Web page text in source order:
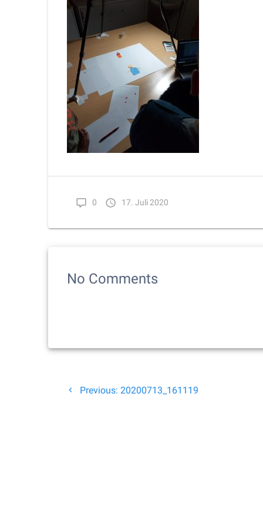
0 17. Juli 2020
No Comments
Beitragsnavigation
Previous: Previous
20200713_161119